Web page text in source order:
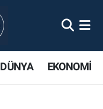
DÜNYA EKONOMİ